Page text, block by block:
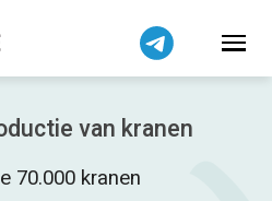
van kranen
70.000 kranen